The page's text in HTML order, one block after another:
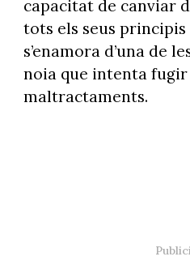
capacitat de canviar
tots els seus
s’enamora d’una de
noia que intenta fugir
maltractaments.